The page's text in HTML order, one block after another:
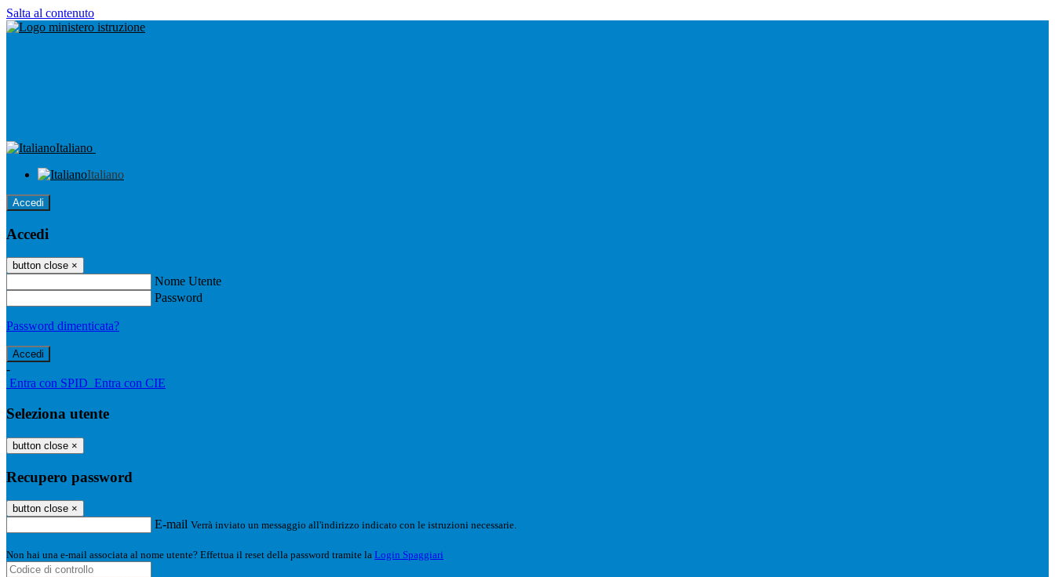
Salta al contenuto
Italiano
Italiano
Accedi
Accedi
button close ×
Nome Utente
Password
Password dimenticata?
-
Entra con SPID Entra con CIE
Seleziona utente
button close ×
Recupero password
button close ×
E-mail Verrà inviato un messaggio all'indirizzo indicato con le istruzioni necessarie.
Non hai una e-mail associata al nome utente? Effettua il reset della password tramite la Login Spaggiari